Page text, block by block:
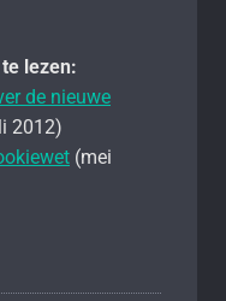
lezen:
de nieuwe
2012)
(mei